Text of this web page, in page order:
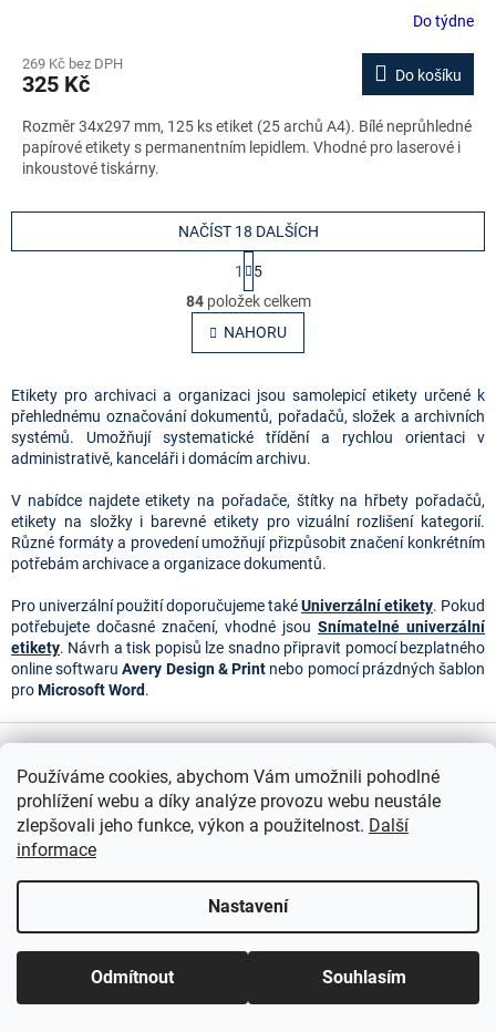
Používáme cookies, abychom Vám umožnili pohodlné
prohlížení webu a díky analýze provozu webu neustále
zlepšovali jeho funkce, výkon a použitelnost. Další
informace
Nastavení
Odmítnout Souhlasím
Do týdne
269 Kč bez DPH
325 Kč Do košíku
Rozměr 34x297 mm, 125 ks etiket (25 archů A4). Bílé neprůhledné
papírové etikety s permanentním lepidlem. Vhodné pro laserové i
inkoustové tiskárny.
O
v
l
á
a
c
í
p
v
k
y
v
p
i
s
u
NAČÍST 18 DALŠÍCH
t
r
á
n
k
v
á
n
í
1
5
84položek celkem
NAHORU
Etikety pro archivaci a organizaci jsou samolepicí etikety určené k
přehlednému označování dokumentů, pořadačů, složek a archivních
systémů. Umožňují systematické třídění a rychlou orientaci v
administrativě, kanceláři i domácím archivu.
V nabídce najdete etikety na pořadače, štítky na hřbety pořadačů,
etikety na složky i barevné etikety pro vizuální rozlišení kategorií.
Různé formáty a provedení umožňují přizpůsobit značení konkrétním
potřebám archivace a organizace dokumentů.
Pro univerzální použití doporučujeme takéUniverzální etikety. Pokud
potřebujete dočasné značení, vhodné jsou Snímatelné univerzální
etikety. Návrh a tisk popisů lze snadno připravit pomocí bezplatného
online softwaruAvery Design & Print nebo pomocí prázdných šablon
proMicrosoft Word.
Z